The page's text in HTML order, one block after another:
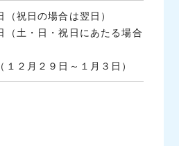
（祝日の場合は翌日）
（土・日・祝日にあたる場合
１２月２９日～１月３日）